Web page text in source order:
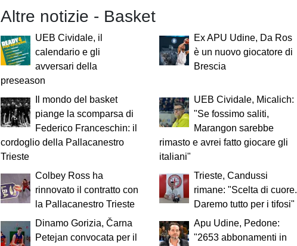
Altre notizie - Basket
UEB Cividale, il
calendario e gli
avversari della
preseason
Ex APU Udine, Da Ros
è un nuovo giocatore di
Brescia
Il mondo del basket
piange la scomparsa di
Federico Franceschin: il
cordoglio della Pallacanestro
Trieste
UEB Cividale, Micalich:
"Se fossimo saliti,
Marangon sarebbe
rimasto e avrei fatto giocare gli
italiani"
Colbey Ross ha
rinnovato il contratto con
la Pallacanestro Trieste
Trieste, Candussi
rimane: "Scelta di cuore.
Daremo tutto per i tifosi"
Dinamo Gorizia, Čarna
Petejan convocata per il
Apu Udine, Pedone:
"2653 abbonamenti in